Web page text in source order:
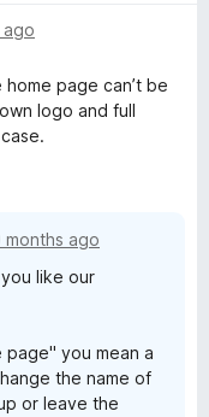
ago
page can’t be
logo and full
months ago
like our
you mean a
the name of
or leave the